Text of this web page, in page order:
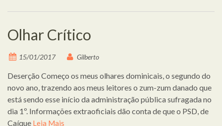
Olhar Crítico
15/01/2017 Gilberto
Deserção Começo os meus olhares dominicais, o segundo do
novo ano, trazendo aos meus leitores o zum-zum danado que
está sendo esse início da administração pública sufragada no
dia 1º. Informações extraoficiais dão conta de que o PSD, de
Caíque Leia Mais